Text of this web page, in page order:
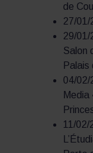
de
27/01/
29/01/
Salon
Palais
04/02/
Media
11/02/